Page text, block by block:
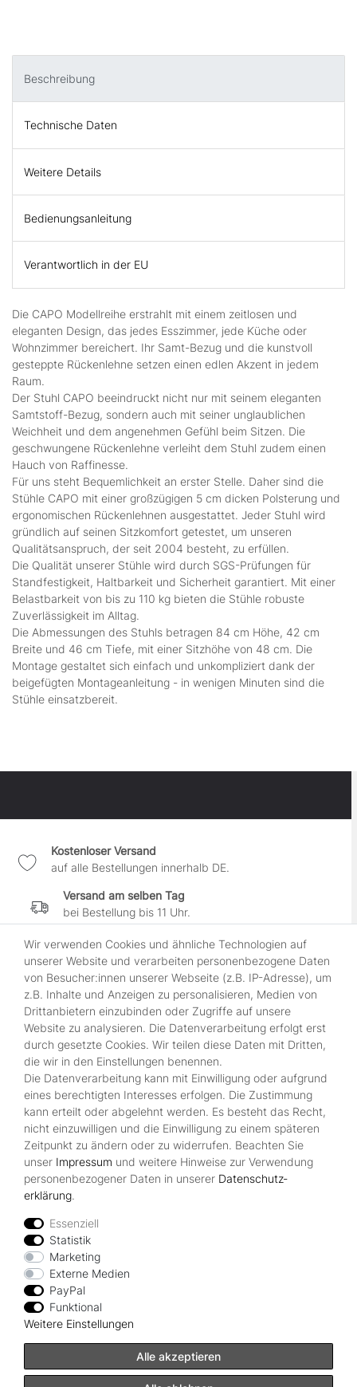
Beschreibung
Technische Daten
Weitere Details
Bedienungsanleitung
Verantwortlich in der EU
Die CAPO Modellreihe erstrahlt mit einem zeitlosen und
eleganten Design, das jedes Esszimmer, jede Küche oder
Wohnzimmer bereichert. Ihr Samt-Bezug und die kunstvoll
gesteppte Rückenlehne setzen einen edlen Akzent in jedem
Raum.
Der Stuhl CAPO beeindruckt nicht nur mit seinem eleganten
Samtstoff-Bezug, sondern auch mit seiner unglaublichen
Weichheit und dem angenehmen Gefühl beim Sitzen. Die
geschwungene Rückenlehne verleiht dem Stuhl zudem einen
Hauch von Raffinesse.
Für uns steht Bequemlichkeit an erster Stelle. Daher sind die
Stühle CAPO mit einer großzügigen 5 cm dicken Polsterung und
ergonomischen Rückenlehnen ausgestattet. Jeder Stuhl wird
gründlich auf seinen Sitzkomfort getestet, um unseren
Qualitätsanspruch, der seit 2004 besteht, zu erfüllen.
Die Qualität unserer Stühle wird durch SGS-Prüfungen für
Standfestigkeit, Haltbarkeit und Sicherheit garantiert. Mit einer
Belastbarkeit von bis zu 110 kg bieten die Stühle robuste
Zuverlässigkeit im Alltag.
Die Abmessungen des Stuhls betragen 84 cm Höhe, 42 cm
Breite und 46 cm Tiefe, mit einer Sitzhöhe von 48 cm. Die
Montage gestaltet sich einfach und unkompliziert dank der
beigefügten Montageanleitung - in wenigen Minuten sind die
Stühle einsatzbereit.
Kostenloser Versand
auf alle Bestellungen innerhalb DE.
Versand am selben Tag
bei Bestellung bis 11 Uhr.
30 Tage Widerrufsrecht
wenn es Dir nicht gefällt.
100% sichere Zahlung
durch SSL-gesicherte Kasse.
Shop
Kontakt
Über Uns
Zahlungsmöglichkeiten
Rechtliches
Widerrufsrecht
Impressum
Datenschutzerklärung
AGB
Vertrag widerrufen
Zahlungsarten
Wir verwenden Cookies und ähnliche Technologien auf
unserer Website und verarbeiten personenbezogene Daten
von Besucher:innen unserer Webseite (z.B. IP-Adresse), um
z.B. Inhalte und Anzeigen zu personalisieren, Medien von
Drittanbietern einzubinden oder Zugriffe auf unsere
Website zu analysieren. Die Datenverarbeitung erfolgt erst
durch gesetzte Cookies. Wir teilen diese Daten mit Dritten,
die wir in den Einstellungen benennen.
Die Datenverarbeitung kann mit Einwilligung oder aufgrund
eines berechtigten Interesses erfolgen. Die Zustimmung
kann erteilt oder abgelehnt werden. Es besteht das Recht,
nicht einzuwilligen und die Einwilligung zu einem späteren
Zeitpunkt zu ändern oder zu widerrufen. Beachten Sie
unser Impressum und weitere Hinweise zur Verwendung
personenbezogener Daten in unserer Daten­schutz­
erklärung.
Essenziell
Statistik
Marketing
Externe Medien
PayPal
Funktional
Weitere Einstellungen
Alle akzeptieren